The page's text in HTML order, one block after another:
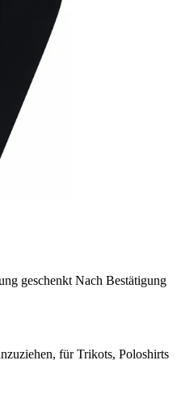
geschenkt Nach Bestätigung
für Trikots, Poloshirts